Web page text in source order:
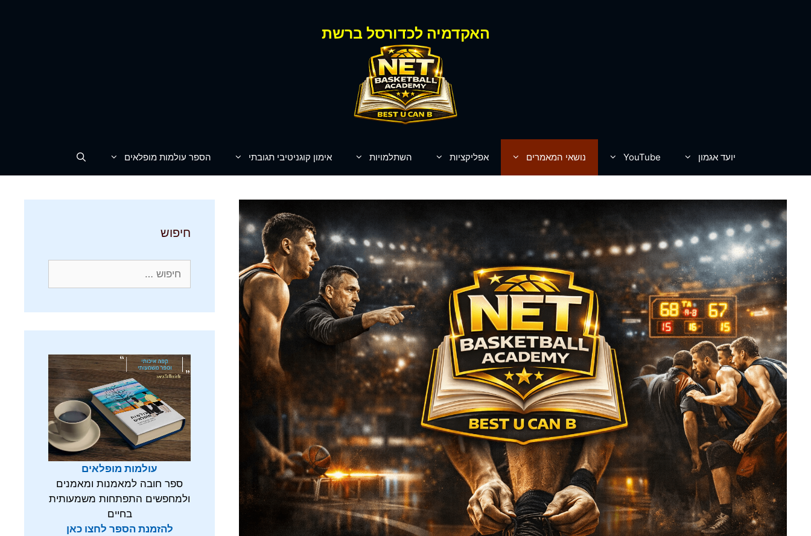
האקדמיה לכדורסל ברשת
יועד אגמון YouTube נושאי המאמרים אפליקציות השתלמויות אימון קוגניטיבי תגובתי הספר עולמות מופלאים
חיפוש
עולמות מופלאים
ספר חובה למאמנות ומאמנים
ולמחפשים התפתחות משמעותית
בחיים
להזמנת הספר לחצו כאן